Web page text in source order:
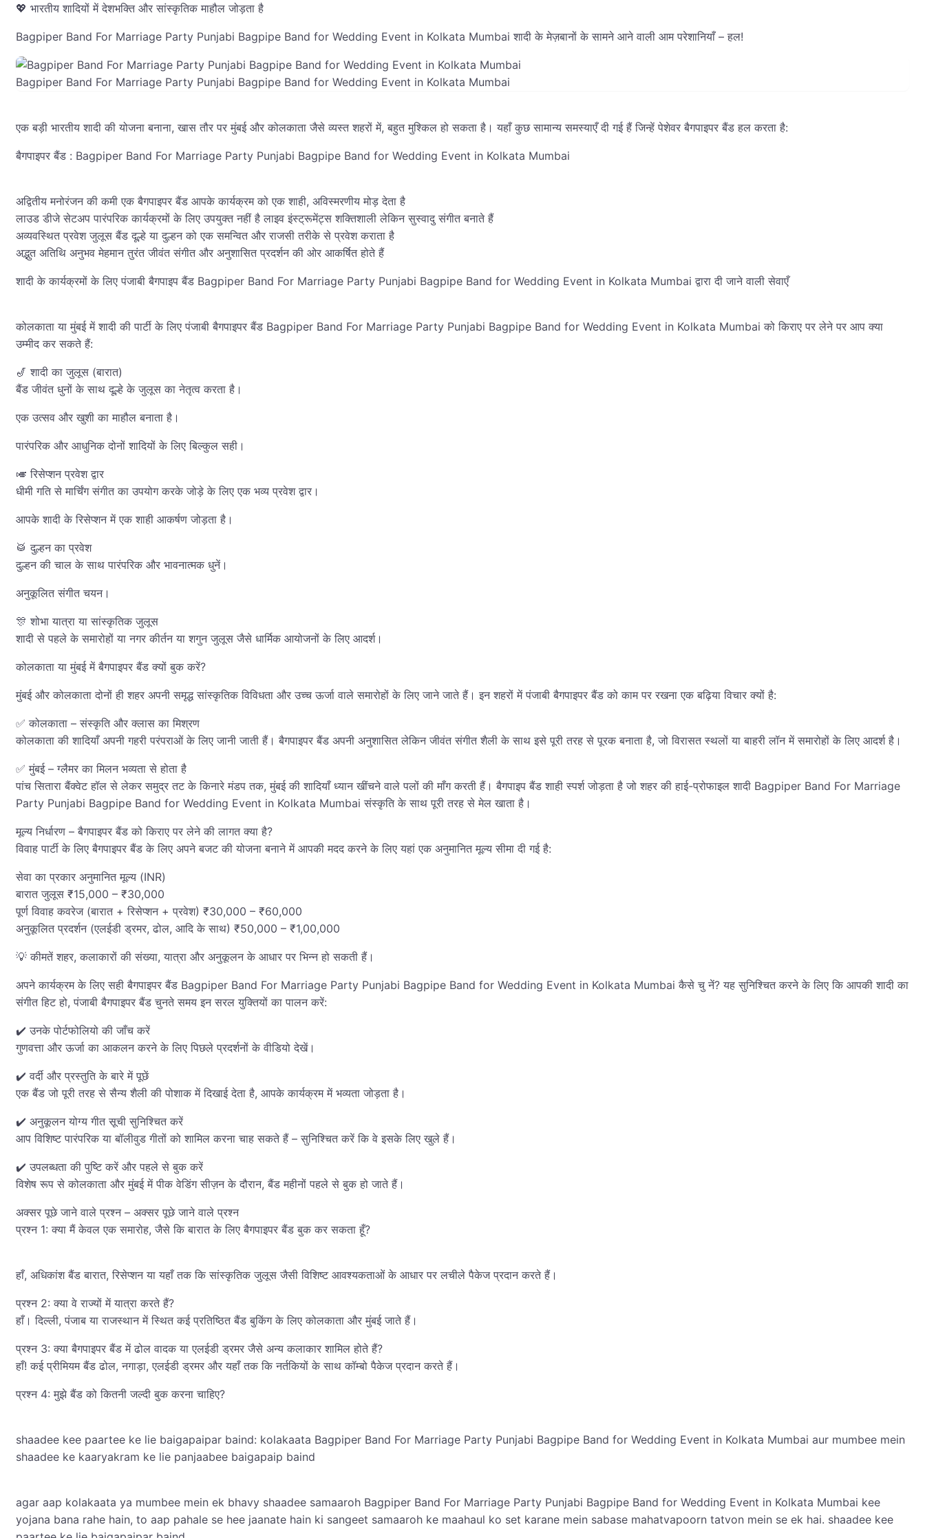
💖 भारतीय शादियों में देशभक्ति और सांस्कृतिक माहौल जोड़ता है
Bagpiper Band For Marriage Party Punjabi Bagpipe Band for Wedding Event in Kolkata Mumbai शादी के मेज़बानों के सामने आने वाली आम परेशानियाँ – हल!
Bagpiper Band For Marriage Party Punjabi Bagpipe Band for Wedding Event in Kolkata Mumbai
एक बड़ी भारतीय शादी की योजना बनाना, खास तौर पर मुंबई और कोलकाता जैसे व्यस्त शहरों में, बहुत मुश्किल हो सकता है। यहाँ कुछ सामान्य समस्याएँ दी गई हैं जिन्हें पेशेवर बैगपाइपर बैंड हल करता है:
बैगपाइपर बैंड : Bagpiper Band For Marriage Party Punjabi Bagpipe Band for Wedding Event in Kolkata Mumbai
अद्वितीय मनोरंजन की कमी एक बैगपाइपर बैंड आपके कार्यक्रम को एक शाही, अविस्मरणीय मोड़ देता है
लाउड डीजे सेटअप पारंपरिक कार्यक्रमों के लिए उपयुक्त नहीं है लाइव इंस्ट्रूमेंट्स शक्तिशाली लेकिन सुस्वादु संगीत बनाते हैं
अव्यवस्थित प्रवेश जुलूस बैंड दूल्हे या दुल्हन को एक समन्वित और राजसी तरीके से प्रवेश कराता है
अद्भुत अतिथि अनुभव मेहमान तुरंत जीवंत संगीत और अनुशासित प्रदर्शन की ओर आकर्षित होते हैं
शादी के कार्यक्रमों के लिए पंजाबी बैगपाइप बैंड Bagpiper Band For Marriage Party Punjabi Bagpipe Band for Wedding Event in Kolkata Mumbai द्वारा दी जाने वाली सेवाएँ
कोलकाता या मुंबई में शादी की पार्टी के लिए पंजाबी बैगपाइपर बैंड Bagpiper Band For Marriage Party Punjabi Bagpipe Band for Wedding Event in Kolkata Mumbai को किराए पर लेने पर आप क्या
उम्मीद कर सकते हैं:
🎷 शादी का जुलूस (बारात)
बैंड जीवंत धुनों के साथ दूल्हे के जुलूस का नेतृत्व करता है।
एक उत्सव और खुशी का माहौल बनाता है।
पारंपरिक और आधुनिक दोनों शादियों के लिए बिल्कुल सही।
🎺 रिसेप्शन प्रवेश द्वार
धीमी गति से मार्चिंग संगीत का उपयोग करके जोड़े के लिए एक भव्य प्रवेश द्वार।
आपके शादी के रिसेप्शन में एक शाही आकर्षण जोड़ता है।
🥁 दुल्हन का प्रवेश
दुल्हन की चाल के साथ पारंपरिक और भावनात्मक धुनें।
अनुकूलित संगीत चयन।
🎊 शोभा यात्रा या सांस्कृतिक जुलूस
शादी से पहले के समारोहों या नगर कीर्तन या शगुन जुलूस जैसे धार्मिक आयोजनों के लिए आदर्श।
कोलकाता या मुंबई में बैगपाइपर बैंड क्यों बुक करें?
मुंबई और कोलकाता दोनों ही शहर अपनी समृद्ध सांस्कृतिक विविधता और उच्च ऊर्जा वाले समारोहों के लिए जाने जाते हैं। इन शहरों में पंजाबी बैगपाइपर बैंड को काम पर रखना एक बढ़िया विचार क्यों है:
✅ कोलकाता – संस्कृति और क्लास का मिश्रण
कोलकाता की शादियाँ अपनी गहरी परंपराओं के लिए जानी जाती हैं। बैगपाइपर बैंड अपनी अनुशासित लेकिन जीवंत संगीत शैली के साथ इसे पूरी तरह से पूरक बनाता है, जो विरासत स्थलों या बाहरी लॉन में समारोहों के लिए आदर्श है।
✅ मुंबई – ग्लैमर का मिलन भव्यता से होता है
पांच सितारा बैंक्वेट हॉल से लेकर समुद्र तट के किनारे मंडप तक, मुंबई की शादियाँ ध्यान खींचने वाले पलों की माँग करती हैं। बैगपाइप बैंड शाही स्पर्श जोड़ता है जो शहर की हाई-प्रोफाइल शादी Bagpiper Band For Marriage
Party Punjabi Bagpipe Band for Wedding Event in Kolkata Mumbai संस्कृति के साथ पूरी तरह से मेल खाता है।
मूल्य निर्धारण – बैगपाइपर बैंड को किराए पर लेने की लागत क्या है?
विवाह पार्टी के लिए बैगपाइपर बैंड के लिए अपने बजट की योजना बनाने में आपकी मदद करने के लिए यहां एक अनुमानित मूल्य सीमा दी गई है:
सेवा का प्रकार अनुमानित मूल्य (INR)
बारात जुलूस ₹15,000 – ₹30,000
पूर्ण विवाह कवरेज (बारात + रिसेप्शन + प्रवेश) ₹30,000 – ₹60,000
अनुकूलित प्रदर्शन (एलईडी ड्रमर, ढोल, आदि के साथ) ₹50,000 – ₹1,00,000
💡 कीमतें शहर, कलाकारों की संख्या, यात्रा और अनुकूलन के आधार पर भिन्न हो सकती हैं।
अपने कार्यक्रम के लिए सही बैगपाइपर बैंड Bagpiper Band For Marriage Party Punjabi Bagpipe Band for Wedding Event in Kolkata Mumbai कैसे चु नें? यह सुनिश्चित करने के लिए कि आपकी शादी का
संगीत हिट हो, पंजाबी बैगपाइपर बैंड चुनते समय इन सरल युक्तियों का पालन करें:
✔️ उनके पोर्टफोलियो की जाँच करें
गुणवत्ता और ऊर्जा का आकलन करने के लिए पिछले प्रदर्शनों के वीडियो देखें।
✔️ वर्दी और प्रस्तुति के बारे में पूछें
एक बैंड जो पूरी तरह से सैन्य शैली की पोशाक में दिखाई देता है, आपके कार्यक्रम में भव्यता जोड़ता है।
✔️ अनुकूलन योग्य गीत सूची सुनिश्चित करें
आप विशिष्ट पारंपरिक या बॉलीवुड गीतों को शामिल करना चाह सकते हैं – सुनिश्चित करें कि वे इसके लिए खुले हैं।
✔️ उपलब्धता की पुष्टि करें और पहले से बुक करें
विशेष रूप से कोलकाता और मुंबई में पीक वेडिंग सीज़न के दौरान, बैंड महीनों पहले से बुक हो जाते हैं।
अक्सर पूछे जाने वाले प्रश्न – अक्सर पूछे जाने वाले प्रश्न
प्रश्न 1: क्या मैं केवल एक समारोह, जैसे कि बारात के लिए बैगपाइपर बैंड बुक कर सकता हूँ?
हाँ, अधिकांश बैंड बारात, रिसेप्शन या यहाँ तक कि सांस्कृतिक जुलूस जैसी विशिष्ट आवश्यकताओं के आधार पर लचीले पैकेज प्रदान करते हैं।
प्रश्न 2: क्या वे राज्यों में यात्रा करते हैं?
हाँ। दिल्ली, पंजाब या राजस्थान में स्थित कई प्रतिष्ठित बैंड बुकिंग के लिए कोलकाता और मुंबई जाते हैं।
प्रश्न 3: क्या बैगपाइपर बैंड में ढोल वादक या एलईडी ड्रमर जैसे अन्य कलाकार शामिल होते हैं?
हाँ! कई प्रीमियम बैंड ढोल, नगाड़ा, एलईडी ड्रमर और यहाँ तक कि नर्तकियों के साथ कॉम्बो पैकेज प्रदान करते हैं।
प्रश्न 4: मुझे बैंड को कितनी जल्दी बुक करना चाहिए?
shaadee kee paartee ke lie baigapaipar baind: kolakaata Bagpiper Band For Marriage Party Punjabi Bagpipe Band for Wedding Event in Kolkata Mumbai aur mumbee mein
shaadee ke kaaryakram ke lie panjaabee baigapaip baind
agar aap kolakaata ya mumbee mein ek bhavy shaadee samaaroh Bagpiper Band For Marriage Party Punjabi Bagpipe Band for Wedding Event in Kolkata Mumbai kee
yojana bana rahe hain, to aap pahale se hee jaanate hain ki sangeet samaaroh ke maahaul ko set karane mein sabase mahatvapoorn tatvon mein se ek hai. shaadee kee